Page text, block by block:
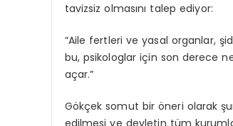
tavizsiz olmasını talep ediyor:
“Aile fertleri ve yasal organlar,
bu, psikologlar için son derece
açar.”
Gökçek somut bir öneri olarak